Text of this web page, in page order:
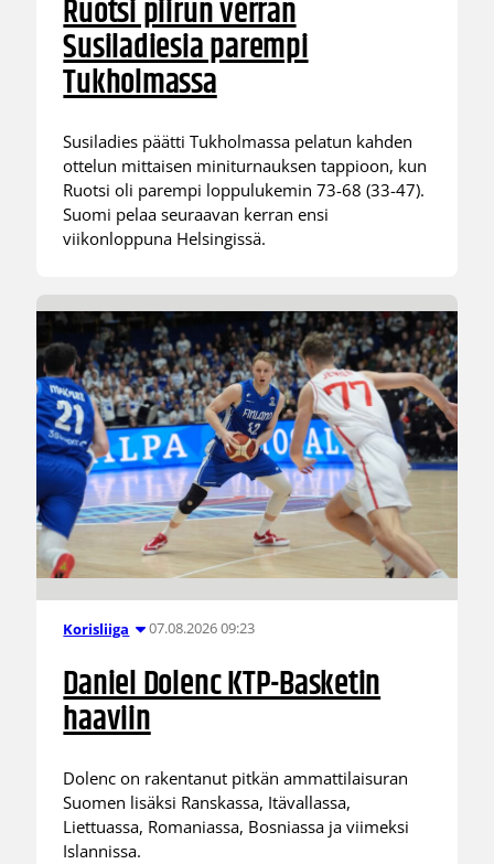
Ruotsi piirun verran
Susiladiesia parempi
Tukholmassa
Susiladies päätti Tukholmassa pelatun kahden
ottelun mittaisen miniturnauksen tappioon, kun
Ruotsi oli parempi loppulukemin 73-68 (33-47).
Suomi pelaa seuraavan kerran ensi
viikonloppuna Helsingissä.
Korisliiga 07.08.2026 09:23
Daniel Dolenc KTP-Basketin
haaviin
Dolenc on rakentanut pitkän ammattilaisuran
Suomen lisäksi Ranskassa, Itävallassa,
Liettuassa, Romaniassa, Bosniassa ja viimeksi
Islannissa.